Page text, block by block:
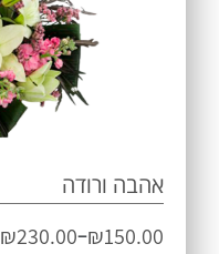
אהבה ורודה
₪150.00
–
₪230.00